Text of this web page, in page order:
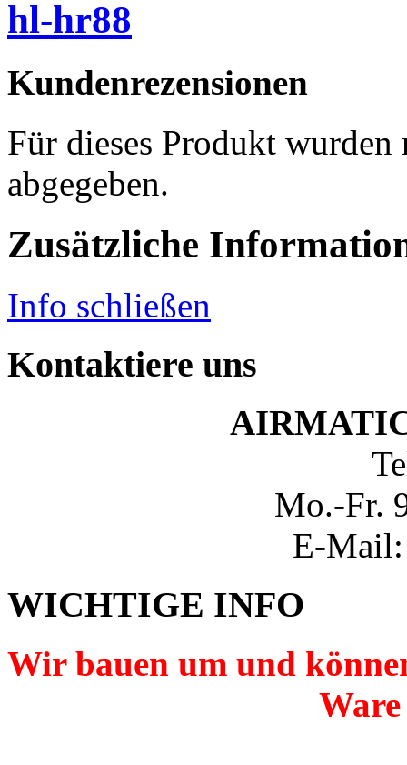
Kundenrezensionen
Für dieses Produkt
abgegeben.
Zusätzliche
Info schließen
Kontaktiere uns
Mo.-Fr.
E-Mail:
WICHTIGE INFO
Wir bauen um und